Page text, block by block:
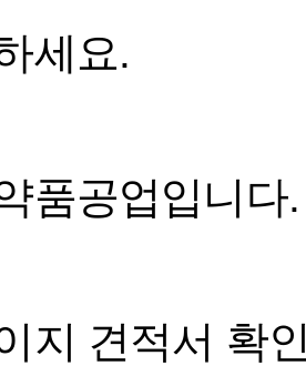
세요.
품공업입니다.
지 견적서 확